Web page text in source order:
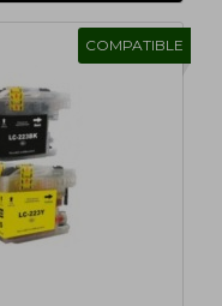
COMPATIBLE